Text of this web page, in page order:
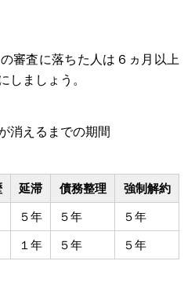
審査に落ちた人は６ヵ月以上
しましょう。
消えるまでの期間
延滞 債務整理 強制解約
５年 ５年 ５年
１年 ５年 ５年